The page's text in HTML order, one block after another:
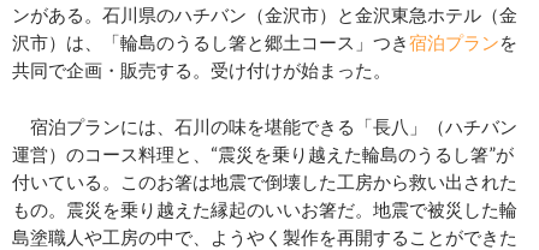
ンがある。石川県のハチバン（金沢市）と金沢東急ホテル（金
沢市）は、「輪島のうるし箸と郷土コース」つき宿泊プランを
共同で企画・販売する。受け付けが始まった。
宿泊プランには、石川の味を堪能できる「長八」（ハチバン
運営）のコース料理と、“震災を乗り越えた輪島のうるし箸”が
付いている。このお箸は地震で倒壊した工房から救い出された
もの。震災を乗り越えた縁起のいいお箸だ。地震で被災した輪
島塗職人や工房の中で、ようやく製作を再開することができた